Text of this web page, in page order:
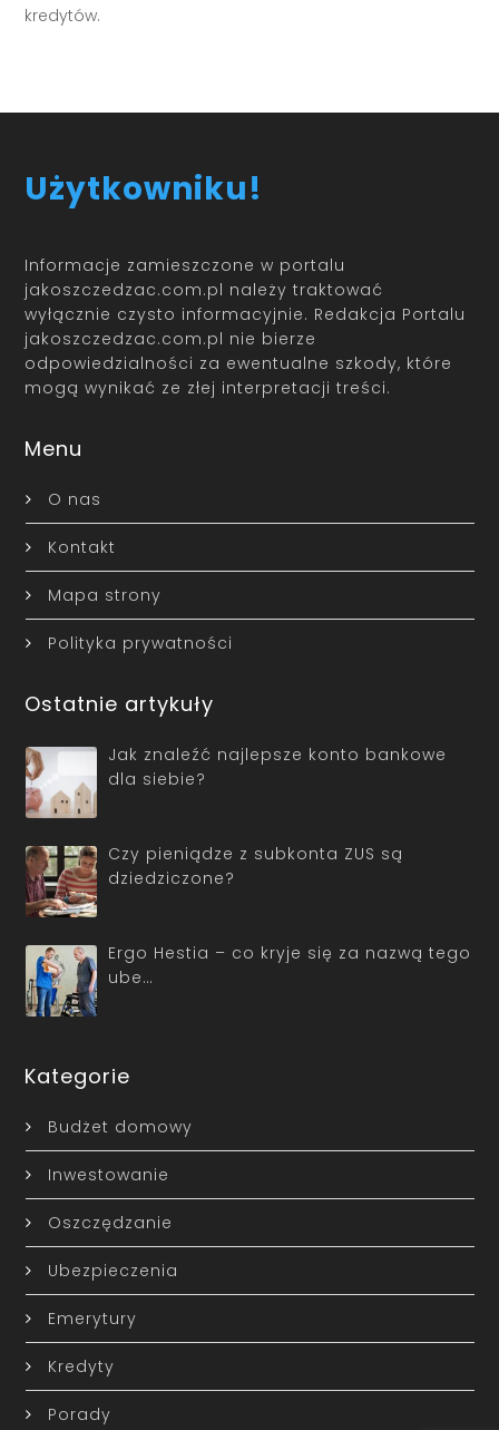
kredytów.
Użytkowniku!
Informacje zamieszczone w portalu
jakoszczedzac.com.pl należy traktować
wyłącznie czysto informacyjnie. Redakcja Portalu
jakoszczedzac.com.pl nie bierze
odpowiedzialności za ewentualne szkody, które
mogą wynikać ze złej interpretacji treści.
Menu
O nas
Kontakt
Mapa strony
Polityka prywatności
Ostatnie artykuły
Jak znaleźć najlepsze konto bankowe
dla siebie?
Czy pieniądze z subkonta ZUS są
dziedziczone?
Ergo Hestia – co kryje się za nazwą tego
ube…
Kategorie
Budżet domowy
Inwestowanie
Oszczędzanie
Ubezpieczenia
Emerytury
Kredyty
Porady